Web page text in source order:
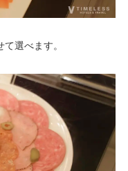
選べます。